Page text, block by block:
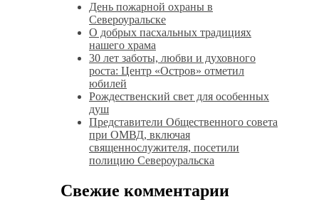
День пожарной охраны в
Североуральске
О добрых пасхальных традициях
нашего храма
30 лет заботы, любви и духовного
роста: Центр «Остров» отметил
юбилей
Рождественский свет для особенных
душ
Представители Общественного совета
при ОМВД, включая
священнослужителя, посетили
полицию Североуральска
Свежие комментарии